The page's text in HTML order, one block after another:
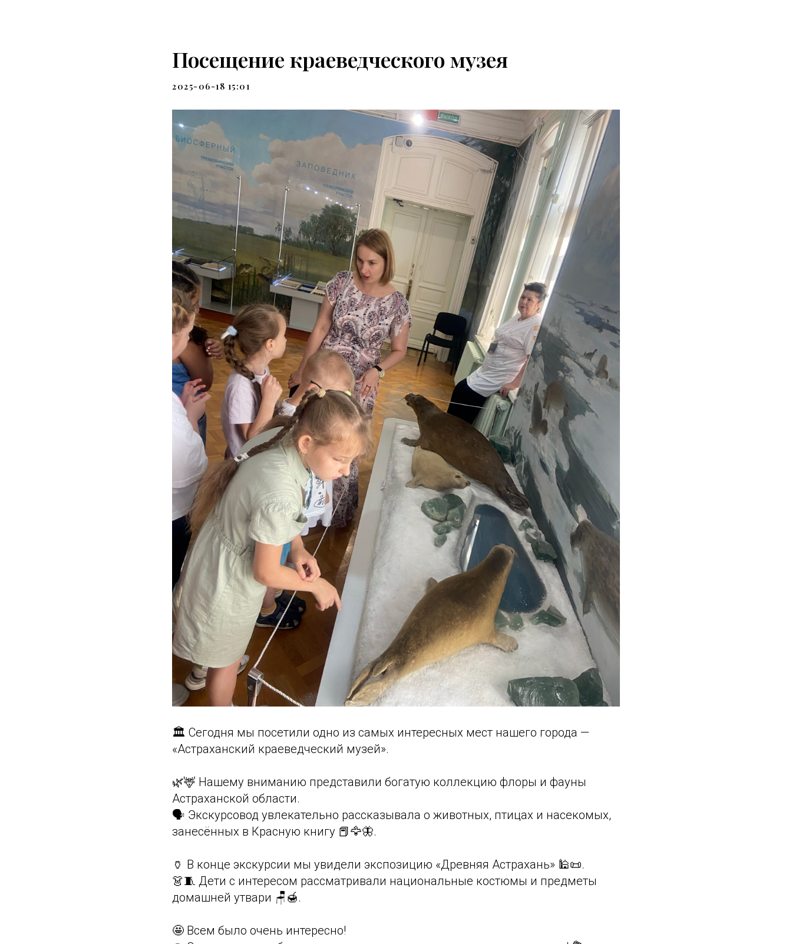
Посещение краеведческого музея
2025-06-18 15:01
🏛 Сегодня мы посетили одно из самых интересных мест нашего города —
«Астраханский краеведческий музей».
🌿🦌 Нашему вниманию представили богатую коллекцию флоры и фауны
Астраханской области.
🗣 Экскурсовод увлекательно рассказывала о животных, птицах и насекомых,
занесённых в Красную книгу 📕🦅🦋.
🏺 В конце экскурсии мы увидели экспозицию «Древняя Астрахань» 🕌📜.
👗🧵 Дети с интересом рассматривали национальные костюмы и предметы
домашней утвари 🪑🍯.
🤩 Всем было очень интересно!